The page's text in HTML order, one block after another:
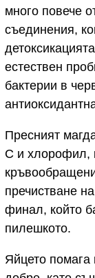
много повече
съединения,
естествен
бактерии в
Пресният
С и хлорофил,
пречистване
финал, който
пилешкото.
Яйцето помага